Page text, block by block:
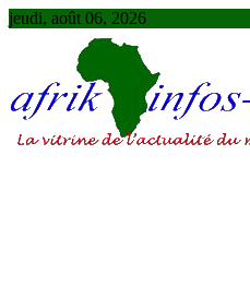
Skip
jeudi, août 06, 2026